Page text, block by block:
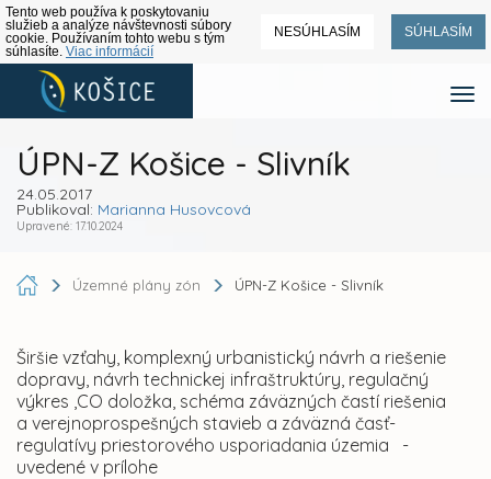
Tento web používa k poskytovaniu
služieb a analýze návštevnosti súbory
cookie. Používaním tohto webu s tým
súhlasíte. Viac informácií
NESÚHLASÍM SÚHLASÍM
ÚPN-Z Košice - Slivník
24.05.2017
Publikoval: Marianna Husovcová
Upravené: 17.10.2024
Územné plány zón ÚPN-Z Košice - Slivník
Širšie vzťahy, komplexný urbanistický návrh a riešenie
dopravy, návrh technickej infraštruktúry, regulačný
výkres ,CO doložka, schéma záväzných častí riešenia
a verejnoprospešných stavieb a záväzná časť-
regulatívy priestorového usporiadania územia -
uvedené v prílohe